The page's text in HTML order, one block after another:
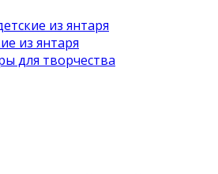
из янтаря
из янтаря
для творчества